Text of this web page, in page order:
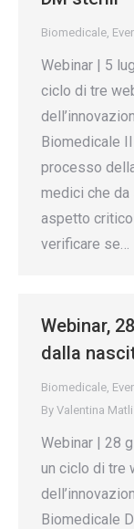
Biomedicale,
Webinar | 5
ciclo di tre
Biomedicale
processo
medici che
aspetto
verificare se…
Webinar,
dalla
Biomedicale,
By Valentina Matli
Webinar | 28
un ciclo di tre
Biomedicale